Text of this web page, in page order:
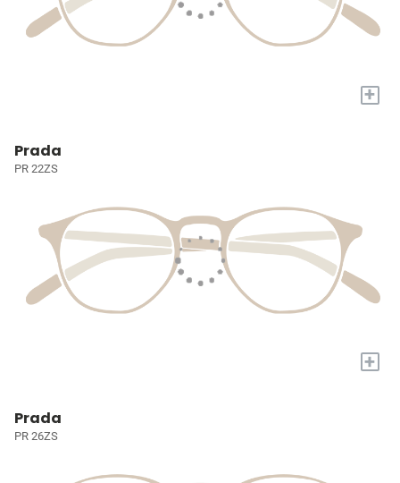
+
Prada
PR 22ZS
+
Prada
PR 26ZS